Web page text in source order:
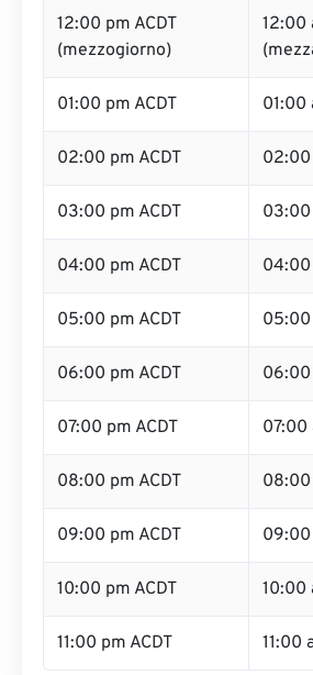
12:00 pm ACDT
(mezzogiorno)
12:00
01:00 pm ACDT 01:00
02:00 pm ACDT 02:00
03:00 pm ACDT 03:00
04:00 pm ACDT 04:00
05:00 pm ACDT 05:00
06:00 pm ACDT 06:00
07:00 pm ACDT 07:00
08:00 pm ACDT 08:00
09:00 pm ACDT 09:00
10:00 pm ACDT 10:00
11:00 pm ACDT 11:00